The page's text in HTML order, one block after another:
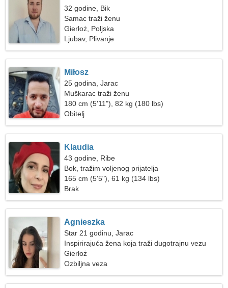
32 godine, Bik
Samac traži ženu
Gierłoż, Poljska
Ljubav, Plivanje
Miłosz
25 godina, Jarac
Muškarac traži ženu
180 cm (5'11"), 82 kg (180 lbs)
Obitelj
Klaudia
43 godine, Ribe
Bok, tražim voljenog prijatelja
165 cm (5'5"), 61 kg (134 lbs)
Brak
Agnieszka
Star 21 godinu, Jarac
Inspirirajuća žena koja traži dugotrajnu vezu
Gierłoż
Ozbiljna veza